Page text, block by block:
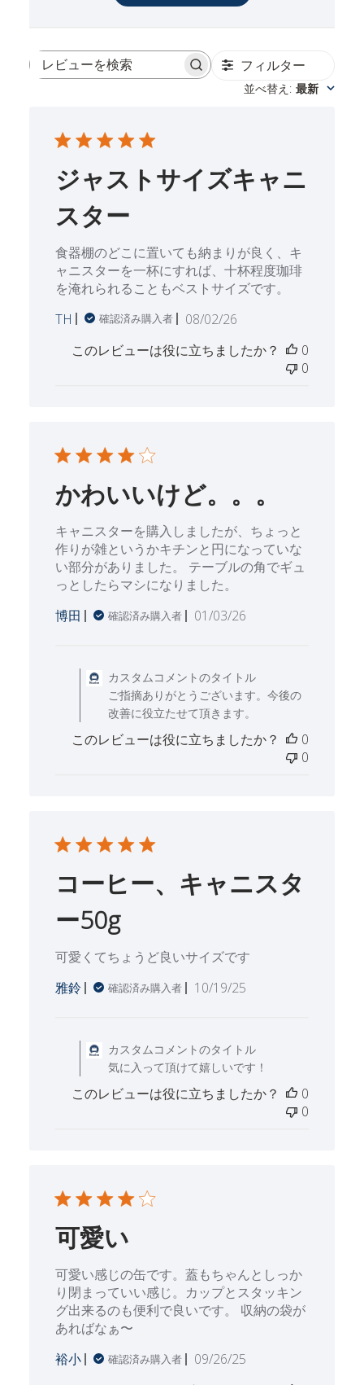
レビューを検索 フィルター
並べ替え : 最新
ジャストサイズキャニ
スター
食器棚のどこに置いても納まりが良く、キ
ャニスターを一杯にすれば、十杯程度珈琲
を淹れられることもベストサイズです。
TH
確認済み購入者
公
日
08/02/26
このレビューは役に立ちましたか？
0
0
かわいいけど。。。
キャニスターを購入しましたが、ちょっと
作りが雑というかキチンと円になっていな
い部分がありました。 テーブルの角でギュ
っとしたらマシになりました。
博田
確認済み購入者
公
01/03/26
カスタムコメントのタイトル
ご指摘ありがとうございます。今後の
改善に役立たせて頂きます。
このレビューは役に立ちましたか？
0
0
コーヒー、キャニスタ
ー50g
可愛くてちょうど良いサイズです
雅鈴
確認済み購入者
公
10/19/25
カスタムコメントのタイトル
気に入って頂けて嬉しいです！
このレビューは役に立ちましたか？
0
0
可愛い
可愛い感じの缶です。蓋もちゃんとしっか
り閉まっていい感じ。カップとスタッキン
グ出来るのも便利で良いです。 収納の袋が
あればなぁ〜
裕小
確認済み購入者
公
09/26/25